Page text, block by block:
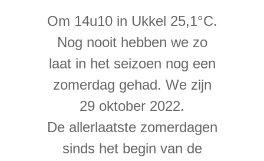
Om 14u10 in Ukkel 25,1°C.
Nog nooit hebben we zo
laat in het seizoen nog een
zomerdag gehad. We zijn
29 oktober 2022.
De allerlaatste zomerdagen
sinds het begin van de